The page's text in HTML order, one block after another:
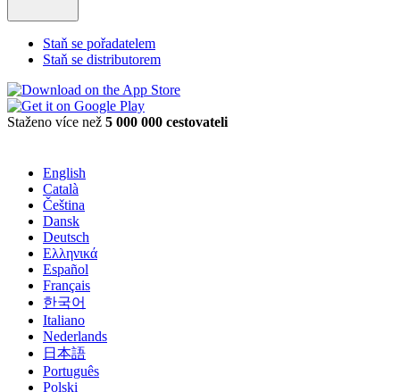
Staň se pořadatelem
Staň se distributorem
Staženo více než 5 000 000 cestovateli
English
Català
Čeština
Dansk
Deutsch
Ελληνικά
Español
Français
한국어
Italiano
Nederlands
日本語
Português
Polski